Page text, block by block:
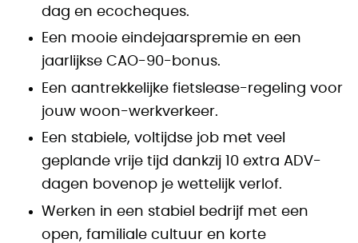
dag en ecocheques.
Een mooie eindejaarspremie en een
jaarlijkse CAO-90-bonus.
Een aantrekkelijke fietslease-regeling voor
jouw woon-werkverkeer.
Een stabiele, voltijdse job met veel
geplande vrije tijd dankzij 10 extra ADV-
dagen bovenop je wettelijk verlof.
Werken in een stabiel bedrijf met een
open, familiale cultuur en korte